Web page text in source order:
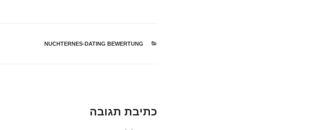
קטגוריות
NUCHTERNES-DATING BEWERTUNG
כתיבת תגובה